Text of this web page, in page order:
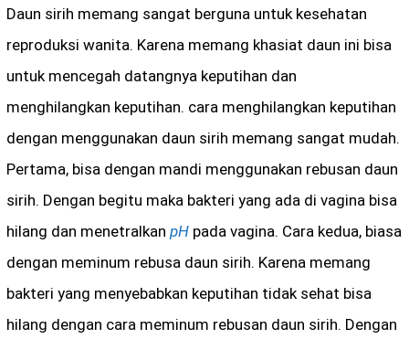
Daun sirih memang sangat berguna untuk kesehatan
reproduksi wanita. Karena memang khasiat daun ini bisa
untuk mencegah datangnya keputihan dan
menghilangkan keputihan. cara menghilangkan keputihan
dengan menggunakan daun sirih memang sangat mudah.
Pertama, bisa dengan mandi menggunakan rebusan daun
sirih. Dengan begitu maka bakteri yang ada di vagina bisa
hilang dan menetralkan pH pada vagina. Cara kedua, biasa
dengan meminum rebusa daun sirih. Karena memang
bakteri yang menyebabkan keputihan tidak sehat bisa
hilang dengan cara meminum rebusan daun sirih. Dengan